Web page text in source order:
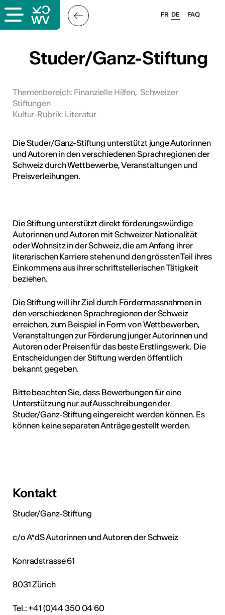
FAQ
FR DE
Studer/Ganz-Stiftung
Themenbereich: Finanzielle Hilfen, Schweizer
Stiftungen
Kultur-Rubrik: Literatur
Die Studer/Ganz-Stiftung unterstützt junge Autorinnen
und Autoren in den verschiedenen Sprachregionen der
Schweiz durch Wettbewerbe, Veranstaltungen und
Preisverleihungen.
Die Stiftung unterstützt direkt förderungswürdige
Autorinnen und Autoren mit Schweizer Nationalität
oder Wohnsitz in der Schweiz, die am Anfang ihrer
literarischen Karriere stehen und den grössten Teil ihres
Einkommens aus ihrer schriftstellerischen Tätigkeit
beziehen.
Die Stiftung will ihr Ziel durch Fördermassnahmen in
den verschiedenen Sprachregionen der Schweiz
erreichen, zum Beispiel in Form von Wettbewerben,
Veranstaltungen zur Förderung junger Autorinnen und
Autoren oder Preisen für das beste Erstlingswerk. Die
Entscheidungen der Stiftung werden öffentlich
bekannt gegeben.
Bitte beachten Sie, dass Bewerbungen für eine
Unterstützung nur auf Ausschreibungen der
Studer/Ganz-Stiftung eingereicht werden können. Es
können keine separaten Anträge gestellt werden.
Kontakt
Studer/Ganz-Stiftung
c/o A*dS Autorinnen und Autoren der Schweiz
Konradstrasse 61
8031 Zürich
Tel.: +41 (0)44 350 04 60